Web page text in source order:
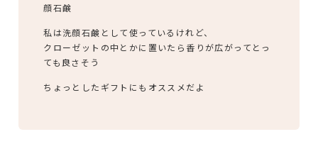
顔石鹸
私は洗顔石鹸として使っているけれど、
クローゼットの中とかに置いたら香りが広がってとっ
ても良さそう
ちょっとしたギフトにもオススメだよ